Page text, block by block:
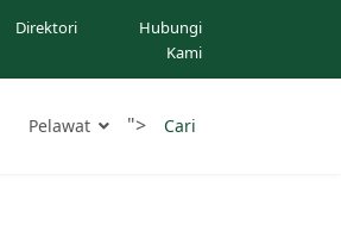
Direktori
Hubungi
Kami
Pelawat "> Cari